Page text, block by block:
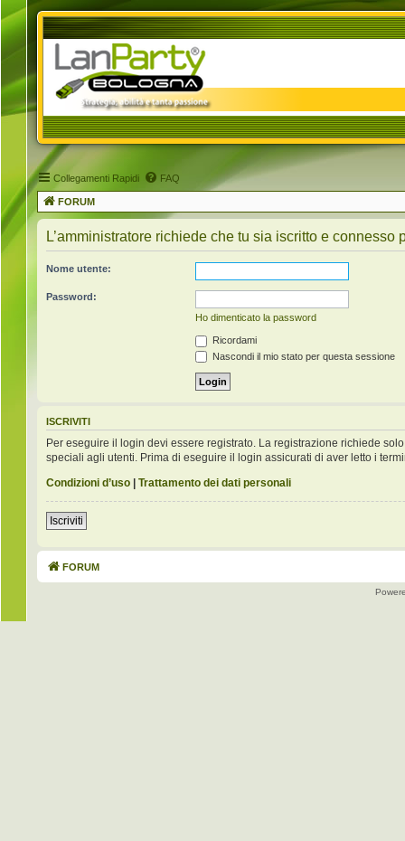
Collegamenti Rapidi FAQ
FORUM
L’amministratore richiede che tu sia iscritto e connesso
Nome utente:
Password:
Ho dimenticato la password
Ricordami
Nascondi il mio stato per questa sessione
ISCRIVITI
Per eseguire il login devi essere registrato. La registrazione richiede
speciali agli utenti. Prima di eseguire il login assicurati di aver letto i
Condizioni d’uso | Trattamento dei dati personali
Iscriviti
FORUM